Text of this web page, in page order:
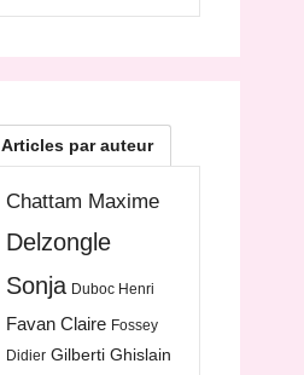
Articles par auteur
Chattam Maxime
Delzongle
Sonja Duboc Henri
Favan Claire Fossey
Didier Gilberti Ghislain